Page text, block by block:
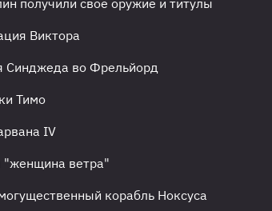
Виктора
Синджеда во Фрельйорд
Тимо
IV
"женщина ветра"
корабль Ноксуса